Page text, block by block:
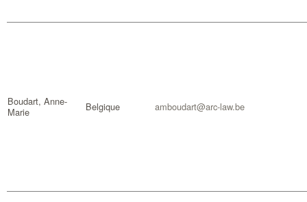
Boudart, Anne-
Marie
Belgique amboudart@arc-law.be